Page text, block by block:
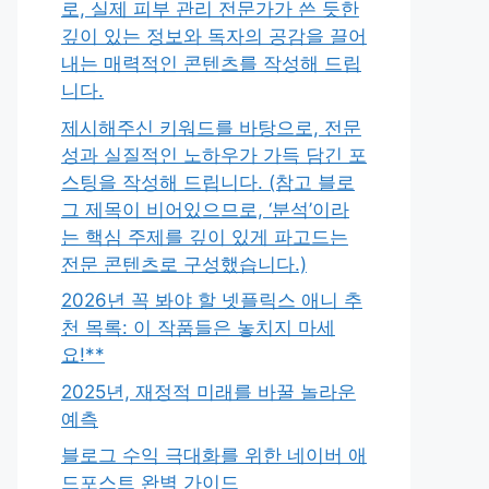
로, 실제 피부 관리 전문가가 쓴 듯한
깊이 있는 정보와 독자의 공감을 끌어
내는 매력적인 콘텐츠를 작성해 드립
니다.
제시해주신 키워드를 바탕으로, 전문
성과 실질적인 노하우가 가득 담긴 포
스팅을 작성해 드립니다. (참고 블로
그 제목이 비어있으므로, ‘분석’이라
는 핵심 주제를 깊이 있게 파고드는
전문 콘텐츠로 구성했습니다.)
2026년 꼭 봐야 할 넷플릭스 애니 추
천 목록: 이 작품들은 놓치지 마세
요!**
2025년, 재정적 미래를 바꿀 놀라운
예측
블로그 수익 극대화를 위한 네이버 애
드포스트 완벽 가이드